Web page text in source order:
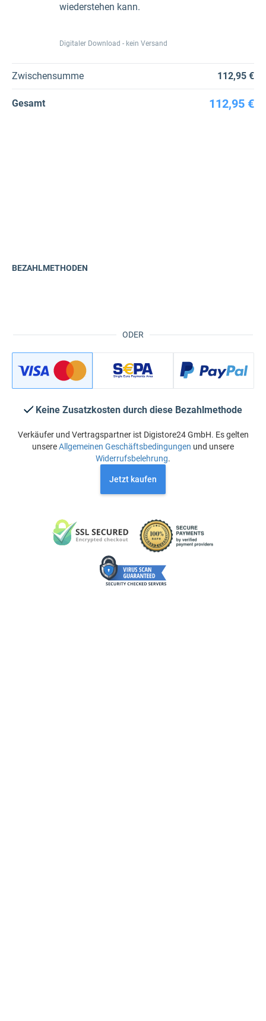
wiederstehen kann.
Digitaler Download - kein Versand
Zwischensumme 112,95 €
Gesamt 112,95 €
ODER
BEZAHLMETHODEN
Keine Zusatzkosten durch diese Bezahlmethode
Verkäufer und Vertragspartner ist Digistore24 GmbH. Es gelten
unsereAllgemeinen Geschäftsbedingungen und unsere
Widerrufsbelehrung.
Jetzt kaufen